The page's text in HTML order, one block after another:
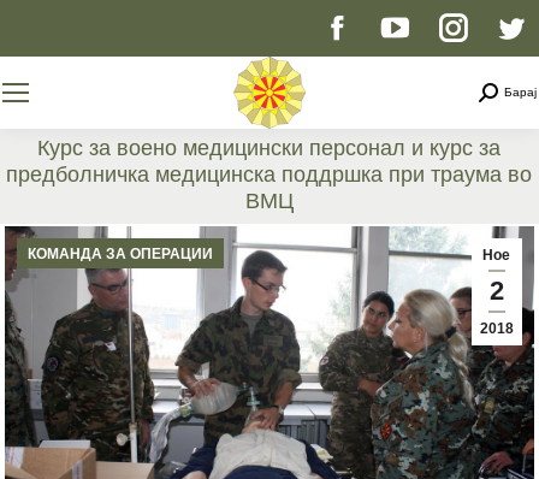
Facebook
opens
new
window
YouTube
opens
new
window
page
opens
new
window
Барај
Курс за воено медицински персонал и курс за
предболничка медицинска поддршка при траума во
ВМЦ
You are here:
Ное
2
2018
КОМАНДА ЗА ОПЕРАЦИИ